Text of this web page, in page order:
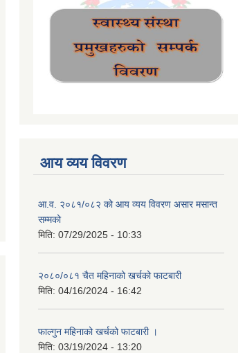
आय व्यय विवरण
आ.व. २०८१/०८२ को आय व्यय विवरण असार मसान्त
सम्मको
मिति: 07/29/2025 - 10:33
२०८०/०८१ चैत महिनाको खर्चको फाटबारी
मिति: 04/16/2024 - 16:42
फाल्गुन महिनाको खर्चको फाटबारी ।
मिति: 03/19/2024 - 13:20